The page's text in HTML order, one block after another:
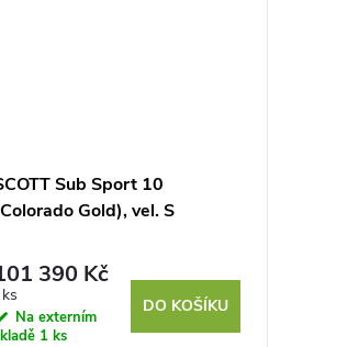
Sub Sport 10
Gold), vel. S
390 Kč
Na externím
1 ks
DO KOŠÍKU